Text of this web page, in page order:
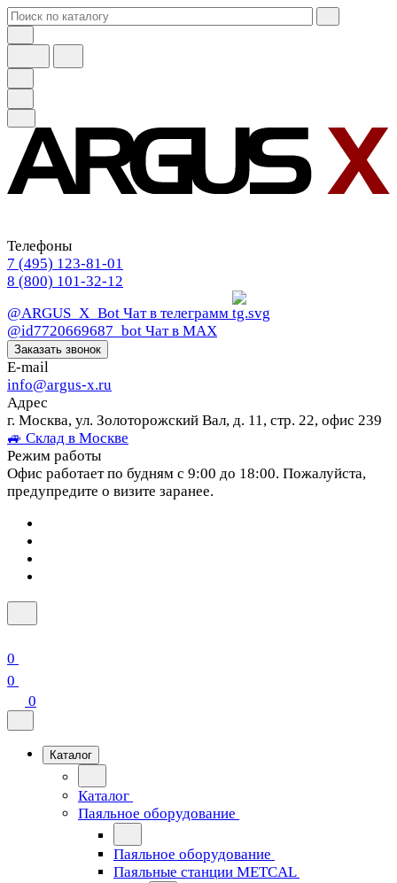
Телефоны
7 (495) 123-81-01
8 (800) 101-32-12
@ARGUS_X_Bot Чат в телеграмм
@id7720669687_bot Чат в МАХ
Заказать звонок
E-mail
info@argus-x.ru
Адрес
г. Москва, ул. Золоторожский Вал, д. 11, стр. 22, офис 239
🚙 Склад в Москве
Режим работы
Офис работает по будням с 9:00 до 18:00. Пожалуйста,
предупредите о визите заранее.
0
0
0
Каталог
Каталог
Паяльное оборудование
Паяльное оборудование
Паяльные станции METCAL